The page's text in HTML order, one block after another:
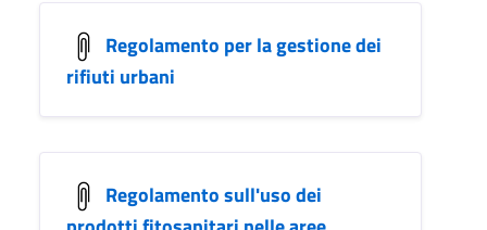
Regolamento per la gestione dei
rifiuti urbani
Regolamento sull'uso dei